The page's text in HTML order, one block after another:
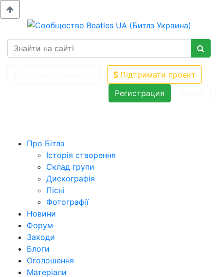
Підтримати проект
Регистрация
Про Бітлз
Історія створення
Склад групи
Дискографія
Пісні
Фотографії
Новини
Форум
Заходи
Блоги
Оголошення
Матеріали